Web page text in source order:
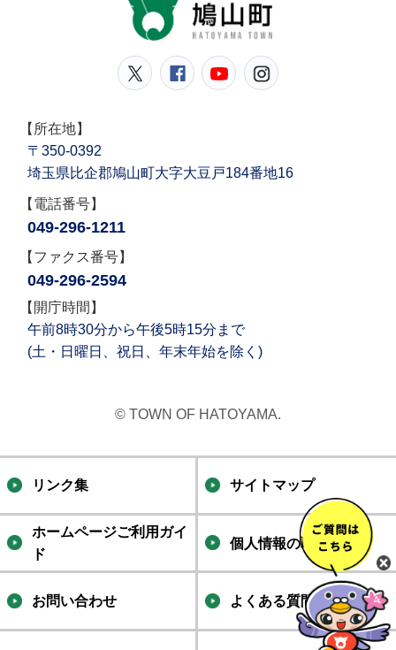
鳩山町公式Twitter
鳩山町公式Facebook
鳩山町公式
【所在地】
〒350-0392
埼玉県比企郡鳩山町大字大豆戸184番地16
【電話番号】
049-296-1211
【ファクス番号】
049-296-2594
【開庁時間】
午前8時30分から午後5時15分まで
(土・日曜日、祝日、年末年始を除く)
© TOWN OF HATOYAMA.
リンク集 サイトマップ
ホームページご利用ガイ
ド
個人情報の取り扱い
お問い合わせ よくある質問集